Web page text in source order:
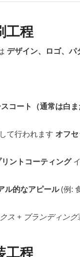
工程
デザイン、ロゴ、パ
コート（通常は白ま
て行われます オフ
ントコーティング
ル的なアピール(例:
ス + ブランディング
工程